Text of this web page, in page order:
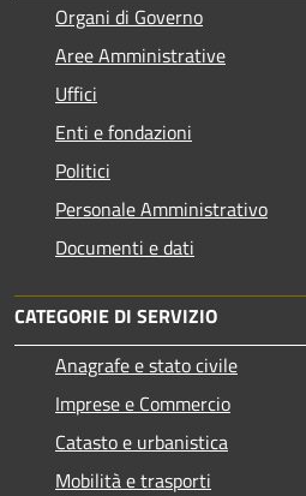
Organi di Governo
Aree Amministrative
Uffici
Enti e fondazioni
Politici
Personale Amministrativo
Documenti e dati
CATEGORIE DI SERVIZIO
Anagrafe e stato civile
Imprese e Commercio
Catasto e urbanistica
Mobilità e trasporti